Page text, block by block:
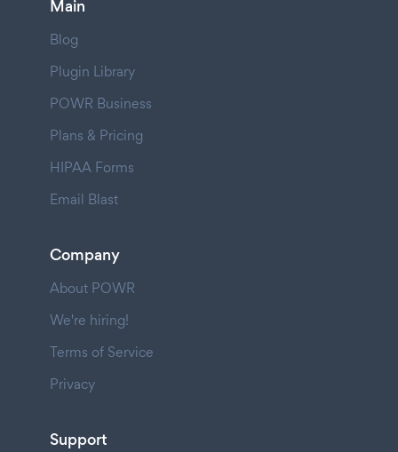
Main
Blog
Plugin Library
POWR Business
Plans & Pricing
HIPAA Forms
Email Blast
Company
About POWR
We're hiring!
Terms of Service
Privacy
Support